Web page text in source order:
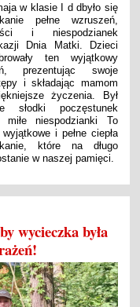
w klasie I d dbyło się
pełne wzruszeń,
i niespodzianek
Dnia Matki. Dzieci
ten wyjątkowy
prezentując swoje
i składając mamom
życzenia. Był
słodki poczęstunek
miłe niespodzianki To
wyjątkowe i pełne ciepła
które na długo
w naszej pamięci.
wycieczka była